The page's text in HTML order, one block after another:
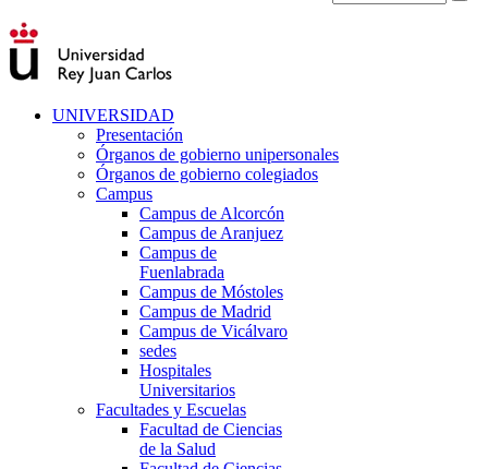
UNIVERSIDAD
Presentación
Órganos de gobierno unipersonales
Órganos de gobierno colegiados
Campus
Campus de Alcorcón
Campus de Aranjuez
Campus de
Fuenlabrada
Campus de Móstoles
Campus de Madrid
Campus de Vicálvaro
sedes
Hospitales
Universitarios
Facultades y Escuelas
Facultad de Ciencias
de la Salud